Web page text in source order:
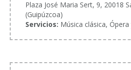
Plaza José Maria Sert, 9, 20018
(Guipúzcoa)
Servicios: Música clásica, Ópera